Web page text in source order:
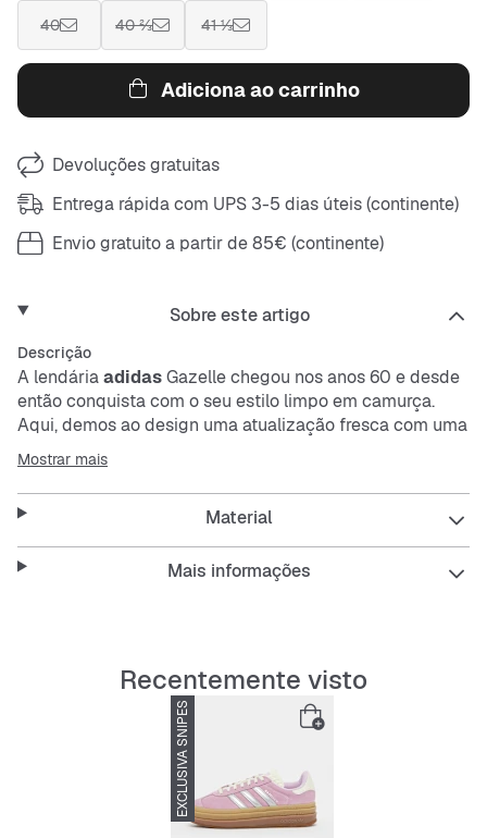
40 40 ⅔ 41 ⅓
Adiciona ao carrinho
Devoluções gratuitas
Entrega rápida com UPS 3-5 dias úteis (continente)
Envio gratuito a partir de 85€ (continente)
Sobre este artigo
Descrição
A lendáriaadidasGazelle chegou nos anos 60 e desde
então conquista com o seu estilo limpo em camurça.
Aqui, demos ao design uma atualização fresca com uma
sola plataforma de três camadas. Combina bem com uns
calções de treino ou um vestido elegante para um look
simples e moderno.
Caimento normal
Parte superior em camurça, couro e sintético
Mostrar mais
Material
Mais informações
Recentemente visto
EXCLUSIVA SNIPES